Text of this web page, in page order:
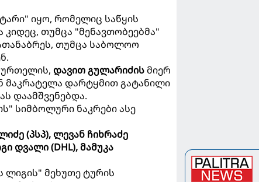
იყო, რომელიც საწყის
თუმცა "მენავთობეებმა"
თუმცა საბოლოო
დავით გულარიძისმიერ
მაკრატელა დარტყმით გატანილი
დაამშვენებდა.
სიმბოლური ნაკრები ასე
(პსპ), ლევან ჩიხრაძე
დვალი (DHL), მამუკა
ლიგის" მეხუთე ტურის